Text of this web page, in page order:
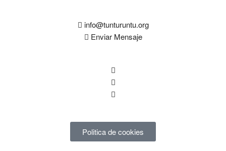
info@tunturuntu.org
Enviar Mensaje
Politica de cookies